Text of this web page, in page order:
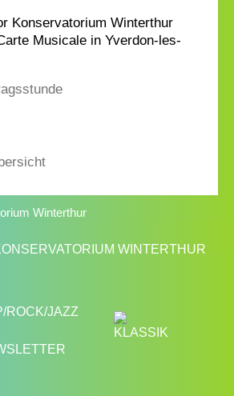
Konservatorium Winterthur
Musicale in Yverdon-les-
Winterthur